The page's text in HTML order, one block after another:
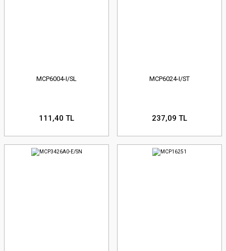
MCP6004-I/SL
111,40 TL
MCP6024-I/ST
237,09 TL